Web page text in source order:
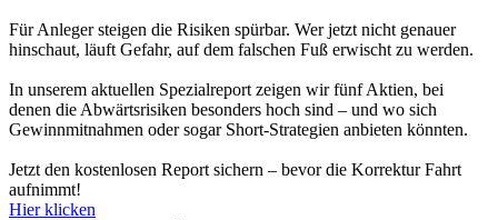
Für Anleger steigen die Risiken spürbar. Wer jetzt nicht genauer
hinschaut, läuft Gefahr, auf dem falschen Fuß erwischt zu werden.
In unserem aktuellen Spezialreport zeigen wir fünf Aktien, bei
denen die Abwärtsrisiken besonders hoch sind – und wo sich
Gewinnmitnahmen oder sogar Short-Strategien anbieten könnten.
Jetzt den kostenlosen Report sichern – bevor die Korrektur Fahrt
aufnimmt!
Hier klicken